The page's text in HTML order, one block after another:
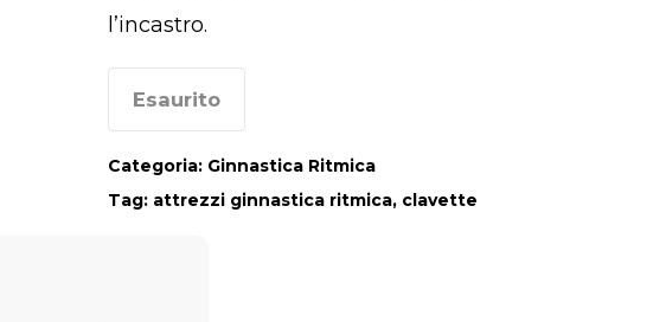
l’incastro.
Esaurito
Categoria: Ginnastica Ritmica
Tag: attrezzi ginnastica ritmica, clavette